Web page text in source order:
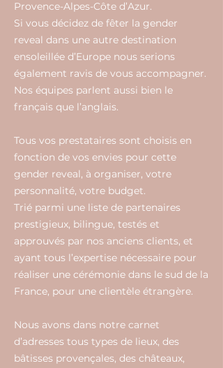
Provence-Alpes-Côte d’Azur.
Si vous décidez de fêter la gender
reveal dans une autre destination
ensoleillée d’Europe nous serions
également ravis de vous accompagner.
Nos équipes parlent aussi bien le
français que l’anglais.
Tous vos prestataires sont choisis en
fonction de vos envies pour cette
gender reveal, à organiser, votre
personnalité, votre budget.
Trié parmi une liste de partenaires
prestigieux, bilingue, testés et
approuvés par nos anciens clients, et
ayant tous l’expertise nécessaire pour
réaliser une cérémonie dans le sud de la
France, pour une clientèle étrangère.
Nous avons dans notre carnet
d’adresses tous types de lieux, des
bâtisses provençales, des châteaux,